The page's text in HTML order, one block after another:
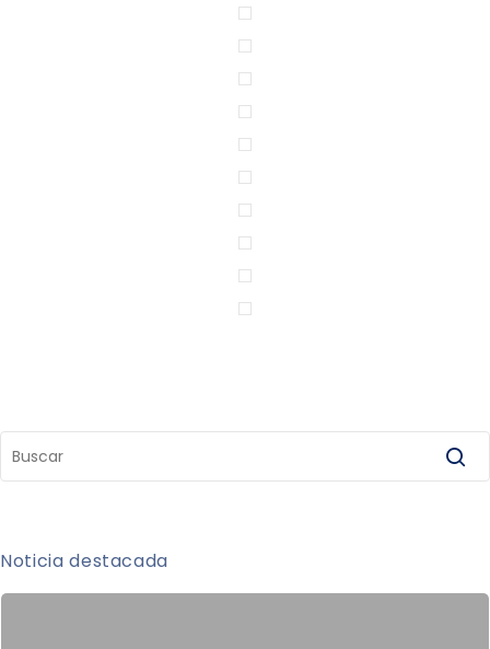
Noticia destacada